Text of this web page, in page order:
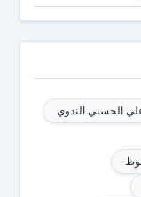
الحسني الندوي